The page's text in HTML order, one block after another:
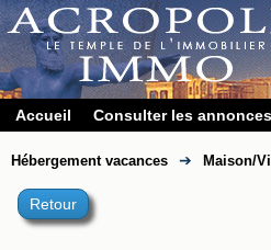
Accueil Consulter les annonces
Hébergement vacances ➔ Maison/
Retour